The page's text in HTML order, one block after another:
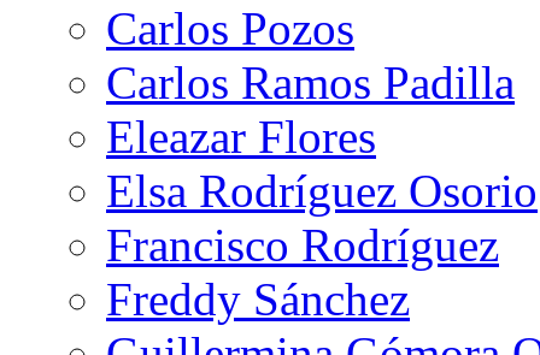
Carlos Pozos
Carlos Ramos Padilla
Eleazar Flores
Elsa Rodríguez Osorio
Francisco Rodríguez
Freddy Sánchez